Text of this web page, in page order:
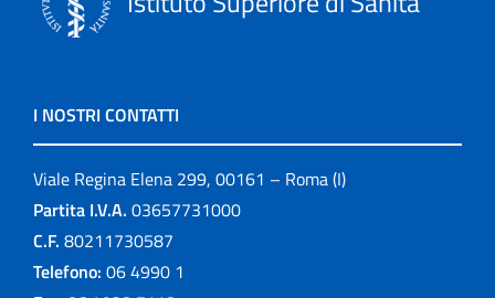
I NOSTRI CONTATTI
Viale Regina Elena 299, 00161 – Roma (I)
Partita I.V.A. 03657731000
C.F. 80211730587
Telefono: 06 4990 1